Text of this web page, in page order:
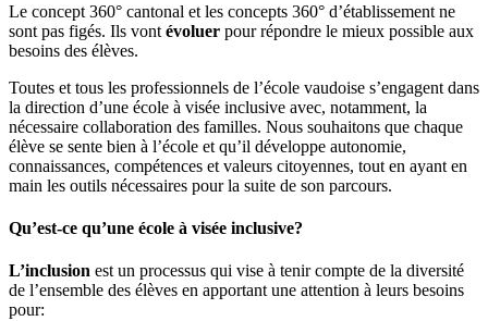
Le concept 360° cantonal et les concepts 360° d’établissement ne
sont pas figés. Ils vont évoluer pour répondre le mieux possible aux
besoins des élèves.
Toutes et tous les professionnels de l’école vaudoise s’engagent dans
la direction d’une école à visée inclusive avec, notamment, la
nécessaire collaboration des familles. Nous souhaitons que chaque
élève se sente bien à l’école et qu’il développe autonomie,
connaissances, compétences et valeurs citoyennes, tout en ayant en
main les outils nécessaires pour la suite de son parcours.
Qu’est-ce qu’une école à visée inclusive?
L’inclusion est un processus qui vise à tenir compte de la diversité
de l’ensemble des élèves en apportant une attention à leurs besoins
pour: